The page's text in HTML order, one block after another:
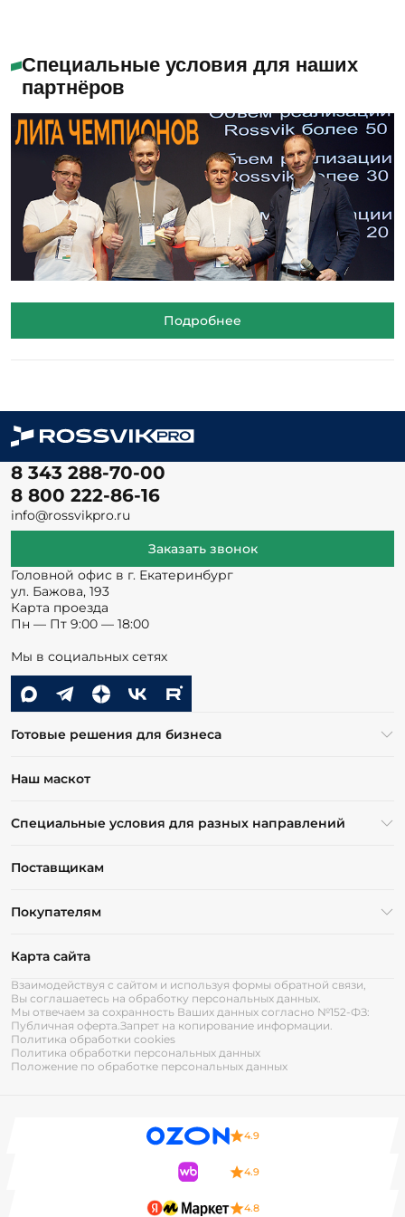
Специальные условия для наших
партнёров
Подробнее
8 343 288-70-00
8 800 222-86-16
info@rossvikpro.ru
Заказать звонок
Головной офис в г. Екатеринбург
ул. Бажова, 193
Карта проезда
Пн — Пт 9:00 — 18:00
Мы в социальных сетях
Готовые решения для бизнеса
Наш маскот
Специальные условия для разных направлений
Поставщикам
Покупателям
Карта сайта
Взаимодействуя с сайтом и используя формы обратной связи,
Вы соглашаетесь на обработку персональных данных.
Мы отвечаем за сохранность Ваших данных согласно №152-ФЗ:
Публичная оферта.Запрет на копирование информации.
Политика обработки cookies
Политика обработки персональных данных
Положение по обработке персональных данных
4.9
4.9
4.8